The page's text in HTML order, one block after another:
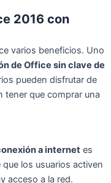
2016 con
varios beneficios. Uno
de Office sin clave de
pueden disfrutar de
tener que comprar una
a internet es
los usuarios activen
acceso a la red.